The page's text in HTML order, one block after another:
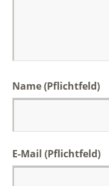
Name(Pflichtfeld)
E-Mail (Pflichtfeld)